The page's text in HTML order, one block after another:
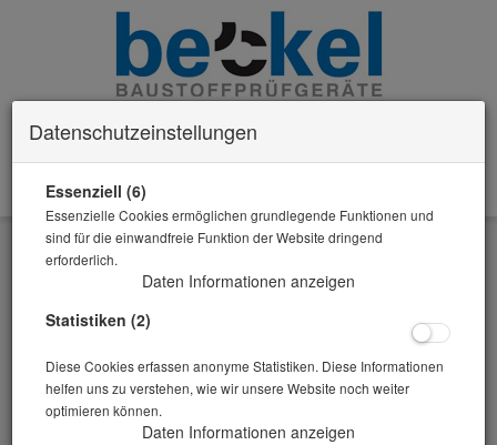
Zurück
Alle Artikel zeigen aus: Probennahme/Einengen von Laborproben
Datenschutzeinstellungen
Essenziell (6)
Essenzielle Cookies ermöglichen grundlegende Funktionen und
sind für die einwandfreie Funktion der Website dringend
erforderlich.
Daten Informationen anzeigen
Statistiken (2)
Diese Cookies erfassen anonyme Statistiken. Diese Informationen
helfen uns zu verstehen, wie wir unsere Website noch weiter
optimieren können.
Daten Informationen anzeigen